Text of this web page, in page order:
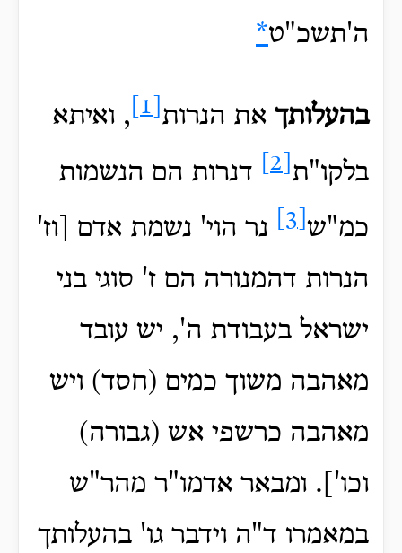
ה'תשכ"ט*
בהעלותך את הנרות
, ואיתא
בלקו"ת
דנרות הם הנשמות
כמ"ש
נר הוי' נשמת אדם [וז'
הנרות דהמנורה הם ז' סוגי בני
ישראל בעבודת ה', יש עובד
מאהבה משוך כמים (חסד) ויש
מאהבה כרשפי אש (גבורה)
וכו']. ומבאר אדמו"ר מהר"ש
במאמרו ד"ה וידבר גו' בהעלותך